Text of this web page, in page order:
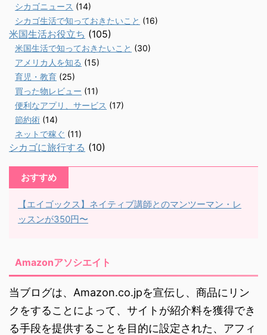
シカゴニュース (14)
シカゴ生活で知っておきたいこと (16)
米国生活お役立ち (105)
米国生活で知っておきたいこと (30)
アメリカ人を知る (15)
育児・教育 (25)
買った物レビュー (11)
便利なアプリ、サービス (17)
節約術 (14)
ネットで稼ぐ (11)
シカゴに旅行する (10)
おすすめ
【エイゴックス】ネイティブ講師とのマンツーマン・レ
ッスンが350円〜
Amazonアソシエイト
当ブログは、Amazon.co.jpを宣伝し、商品にリン
クをすることによって、サイトが紹介料を獲得でき
る手段を提供することを目的に設定された、アフィ